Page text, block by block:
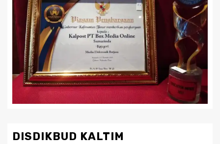
DISDIKBUD KALTIM